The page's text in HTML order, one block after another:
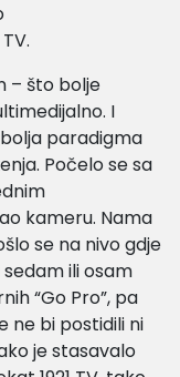
– što bolje
I
paradigma
Počelo se sa
kameru. Nama
se na nivo gdje
ili osam
“Go Pro”, pa
ne bi postidili ni
je stasavalo